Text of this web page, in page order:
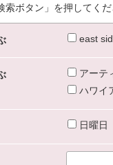
索ボタン」を押してく
east
アーテ
ハワイ
日曜日